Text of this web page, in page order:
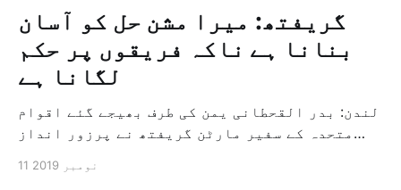
گریفتھ: میرا مشن حل کو آسان
بنانا ہے ناکہ فریقوں پر حکم
لگانا ہے
لندن: بدر القحطانی یمن کی طرف بھیجے گئے اقوام
متحدہ کے سفیر مارٹن گریفتھ نے پرزور انداز
ثالثی اور اس کشمکش کی حدبندی کرنے کے لئے ایک
11 نومبر 2019